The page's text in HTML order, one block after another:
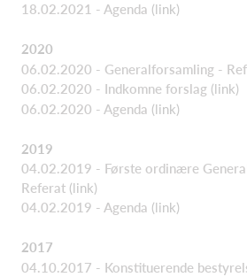
18.02.2021 - Agenda (link)
2020
06.02.2020 - Generalforsamling -
06.02.2020 - Indkomne forslag (link)
06.02.2020 - Agenda (link)
2019
04.02.2019 - Første ordinære
Referat (link)
04.02.2019 - Agenda (link)
2017
04.10.2017 - Konstituerende